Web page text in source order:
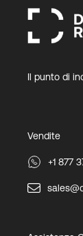
Il punto di
Vendite
+1 877